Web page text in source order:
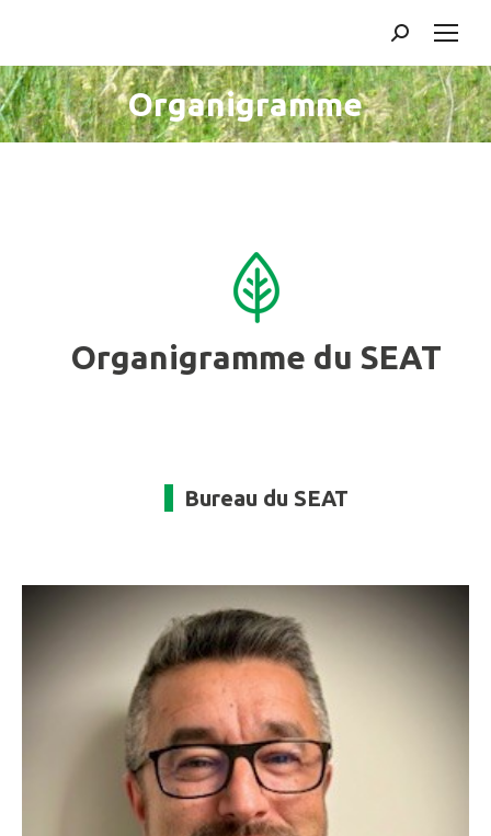
Search:
Organigramme
Vous êtes ici :
Organigramme du SEAT
Bureau du SEAT